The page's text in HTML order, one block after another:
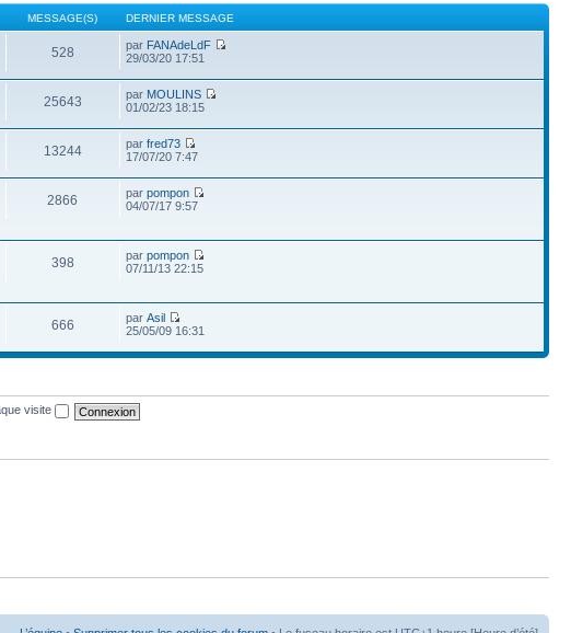
MESSAGE(S) DERNIER MESSAGE
528 par FANAdeLdF
29/03/20 17:51
25643 par MOULINS
01/02/23 18:15
13244 parfred73
17/07/20 7:47
2866 parpompon
04/07/17 9:57
398 parpompon
07/11/13 22:15
666 parAsil
25/05/09 16:31
visite